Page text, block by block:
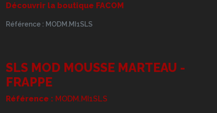
Découvrir la boutique FACOM
Référence : MODM.MI1SLS
SLS MOD MOUSSE MARTEAU -
FRAPPE
Référence : MODM.MI1SLS